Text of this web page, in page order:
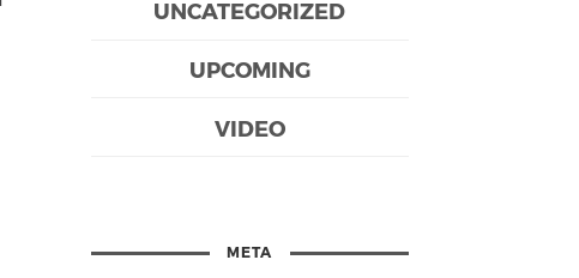
UNCATEGORIZED
UPCOMING
VIDEO
META